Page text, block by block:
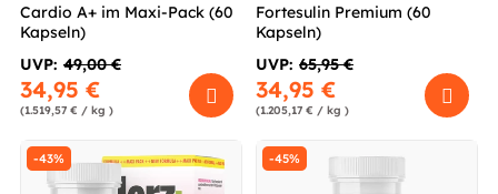
Cardio A+ im Maxi-Pack (60
Kapseln)
UVP: 49,00 €
34,95 €
(1.519,57 € / kg )
Fortesulin Premium (60
Kapseln)
UVP: 65,95 €
34,95 €
(1.205,17 € / kg )
-43% -45%